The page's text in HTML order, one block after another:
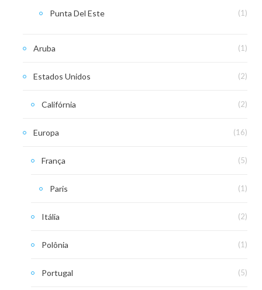
Punta Del Este (1)
Aruba (1)
Estados Unidos (2)
Califórnia (2)
Europa (16)
França (5)
Paris (1)
Itália (2)
Polônia (1)
Portugal (5)